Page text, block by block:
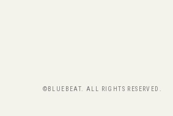
©BLUEBEAT. ALL RIGHTS RESERVED.